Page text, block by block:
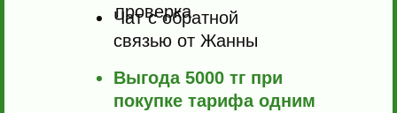
Чат с обратной
связью от Жанны
Выгода 5000 тг при
покупке тарифа одним
проверка